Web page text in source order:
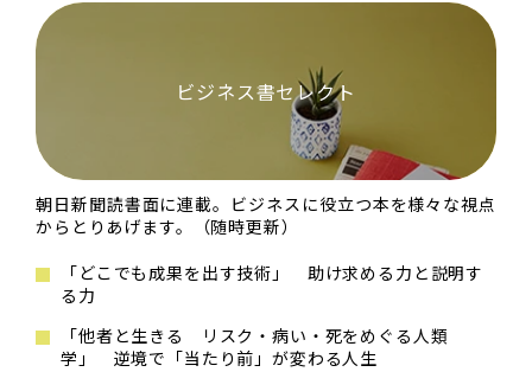
ビジネス書セレクト
朝日新聞読書面に連載。ビジネスに役立つ本を様々な視点
からとりあげます。（随時更新）
「どこでも成果を出す技術」 助け求める力と説明す
る力
「他者と生きる リスク・病い・死をめぐる人類
学」 逆境で「当たり前」が変わる人生